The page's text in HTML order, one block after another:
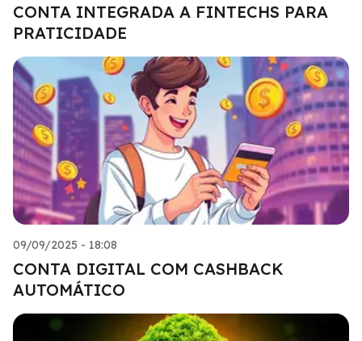
CONTA INTEGRADA A FINTECHS PARA
PRATICIDADE
09/09/2025 - 18:08
CONTA DIGITAL COM CASHBACK
AUTOMÁTICO